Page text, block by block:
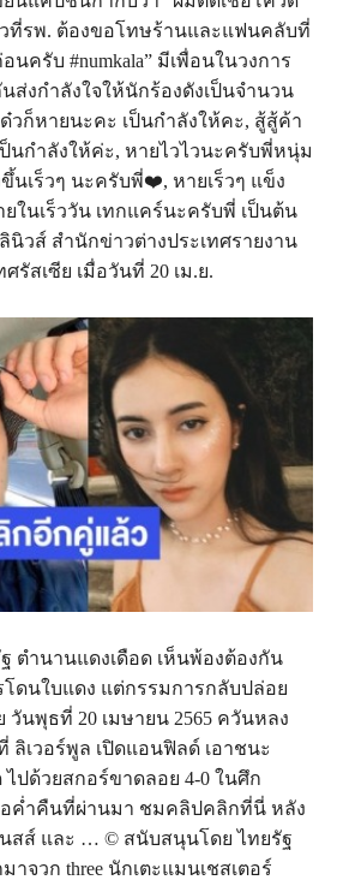
ที่รพ. ต้องขอโทษร้านและแฟนคลับที่
นครับ #numkala” มีเพื่อนในวงการ
ส่งกำลังใจให้นักร้องดังเป็นจำนวน
วก็หายนะคะ เป็นกำลังให้คะ, สู้สู้ค้า
นกำลังให้ค่ะ, หายไวไวนะครับพี่หนุ่ม
นเร็วๆ นะครับพี่❤️, หายเร็วๆ แข็ง
ในเร็ววัน เทกแคร์นะครับพี่ เป็นต้น
วส์ สำนักข่าวต่างประเทศรายงาน
รัสเซีย เมื่อวันที่ 20 เม.ย.
ตำนานแดงเดือด เห็นพ้องต้องกัน
ดนใบแดง แต่กรรมการกลับปล่อย
วันพุธที่ 20 เมษายน 2565 ควันหลง
ลิเวอร์พูล เปิดแอนฟิลด์ เอาชนะ
ไปด้วยสกอร์ขาดลอย 4-0 ในศึก
อค่ำคืนที่ผ่านมา ชมคลิปคลิกที่นี่ หลัง
นสส์ และ … © สนับสนุนโดย ไทยรัฐ
จวก three นักเตะแมนเชสเตอร์